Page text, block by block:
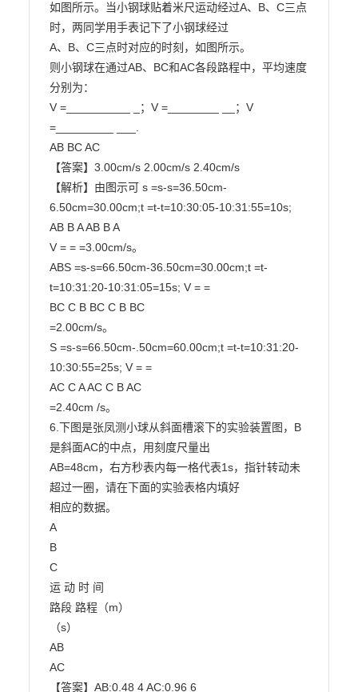
如图所示。当小钢球贴着米尺运动经过A、B、C三点
时，两同学用手表记下了小钢球经过
A、B、C三点时对应的时刻，如图所示。
则小钢球在通过AB、BC和AC各段路程中，平均速度
分别为：
V =__________ _；V =________ __；V
=_________ ___.
AB BC AC
【答案】3.00cm/s 2.00cm/s 2.40cm/s
【解析】由图示可 s =s-s=36.50cm-
6.50cm=30.00cm;t =t-t=10:30:05-10:31:55=10s;
AB B A AB B A
V = = =3.00cm/s。
ABS =s-s=66.50cm-36.50cm=30.00cm;t =t-
t=10:31:20-10:31:05=15s; V = =
BC C B BC C B BC
=2.00cm/s。
S =s-s=66.50cm-.50cm=60.00cm;t =t-t=10:31:20-
10:30:55=25s; V = =
AC C A AC C B AC
=2.40cm /s。
6.下图是张凤测小球从斜面槽滚下的实验装置图，B
是斜面AC的中点，用刻度尺量出
AB=48cm，右方秒表内每一格代表1s，指针转动未
超过一圈，请在下面的实验表格内填好
相应的数据。
A
B
C
运 动 时 间
路段 路程（m）
（s）
AB
AC
【答案】AB:0.48 4 AC:0.96 6